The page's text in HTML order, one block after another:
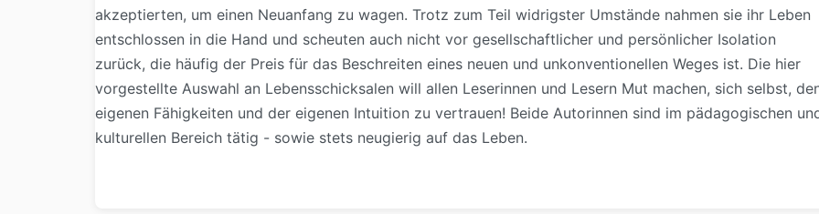
akzeptierten, um einen Neuanfang zu wagen. Trotz zum Teil widrigster Umstände nahmen sie ihr Leben
entschlossen in die Hand und scheuten auch nicht vor gesellschaftlicher und persönlicher Isolation
zurück, die häufig der Preis für das Beschreiten eines neuen und unkonventionellen Weges ist. Die hier
vorgestellte Auswahl an Lebensschicksalen will allen Leserinnen und Lesern Mut machen, sich selbst,
eigenen Fähigkeiten und der eigenen Intuition zu vertrauen! Beide Autorinnen sind im pädagogischen
kulturellen Bereich tätig - sowie stets neugierig auf das Leben.